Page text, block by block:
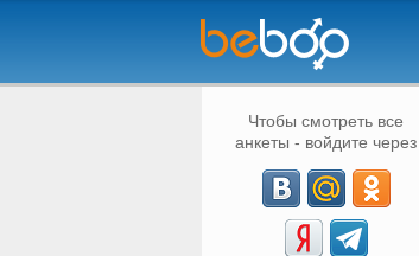
Чтобы смотреть все
анкеты - войдите через